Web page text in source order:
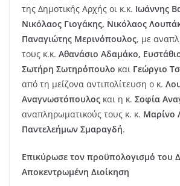
της Δημοτικής Αρχής οι κ.κ. Ιωάννης
Νικόλαος Γιογάκης, Νικόλαος
Παναγιώτης Μερινόπουλος, με
τους κ.κ. Αθανάσιο Αδαμάκο,
Σωτήρη Σωτηρόπουλο και Γεώργιο
από τη μείζονα αντιπολίτευση ο κ.
Αναγνωστόπουλος και η κ. Σοφία
αναπληρωματικούς τους κ. κ. Μαρίνο
Παντελεήμων Σμαραγδή.
Επικύρωσε τον προϋπολογισμό του
Αποκεντρωμένη Διοίκηση